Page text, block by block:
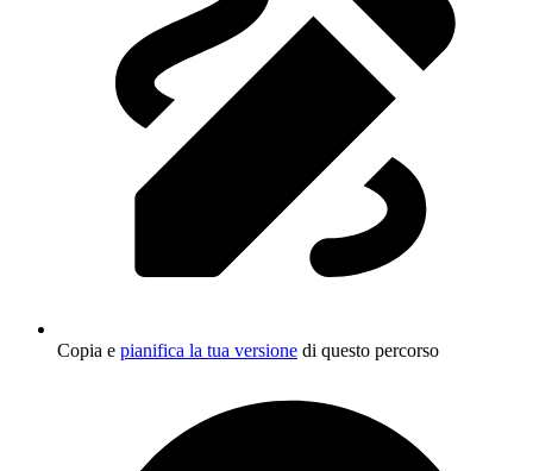
Copia e pianifica la tua versione di questo percorso